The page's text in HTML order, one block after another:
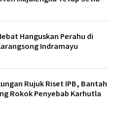
Hanguskan Perahu di
Indramayu
Rujuk Riset IPB, Bantah
Rokok Penyebab Karhutla